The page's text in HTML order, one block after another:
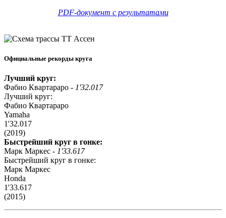
PDF-документ с результатами
Официальные рекорды круга
Лучший круг:
Фабио Квартараро - 1'32.017
Лучший круг:
Фабио Квартараро
Yamaha
1'32.017
(2019)
Быстрейший круг в гонке:
Марк Маркес - 1'33.617
Быстрейший круг в гонке:
Марк Маркес
Honda
1'33.617
(2015)